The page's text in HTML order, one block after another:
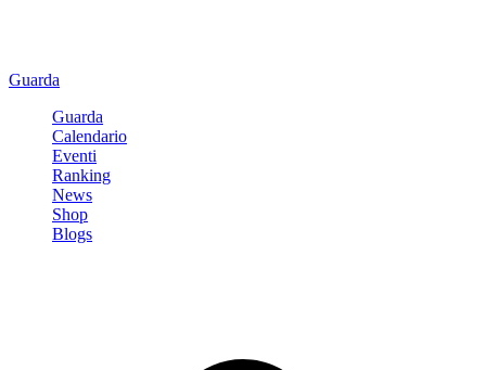
Guarda
Guarda
Calendario
Eventi
Ranking
News
Shop
Blogs